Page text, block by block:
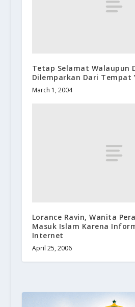
Tetap Selamat Walaupun
Dilemparkan Dari Tempat
March 1, 2004
Lorance Ravin, Wanita
Masuk Islam Karena
Internet
April 25, 2006